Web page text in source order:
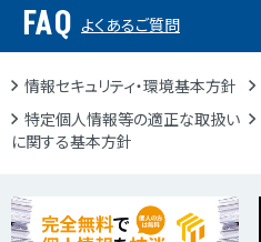
FAQ よくあるご質問
情報セキュリティ・環境基本方針
特定個人情報等の適正な取扱い
に関する基本方針